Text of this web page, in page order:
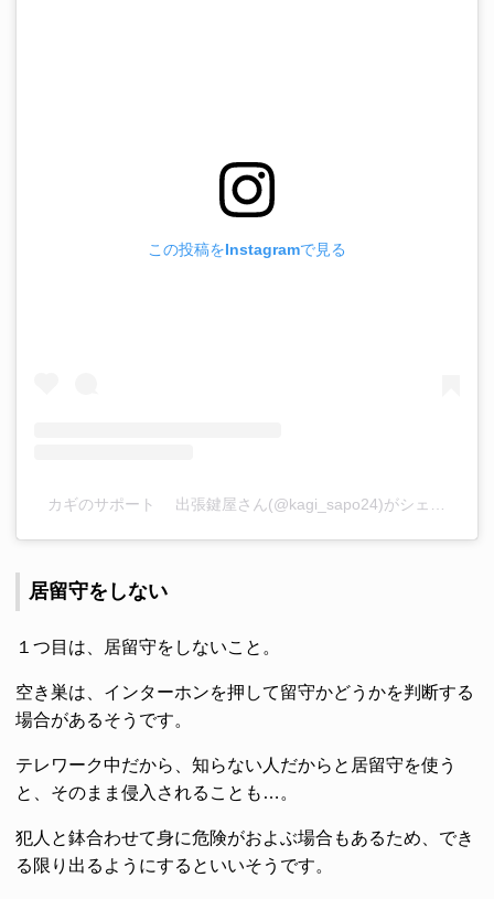
この投稿をInstagramで見る
居留守をしない
１つ目は、居留守をしないこと。
空き巣は、インターホンを押して留守かどうかを判断する
場合があるそうです。
テレワーク中だから、知らない人だからと居留守を使う
と、そのまま侵入されることも…。
犯人と鉢合わせて身に危険がおよぶ場合もあるため、でき
る限り出るようにするといいそうです。